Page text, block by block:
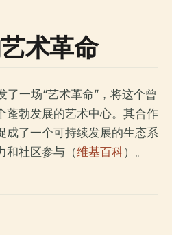
术革命
一场“艺术革命”，将这个曾
蓬勃发展的艺术中心。其合作
成了一个可持续发展的生态系
和社区参与（维基百科）。